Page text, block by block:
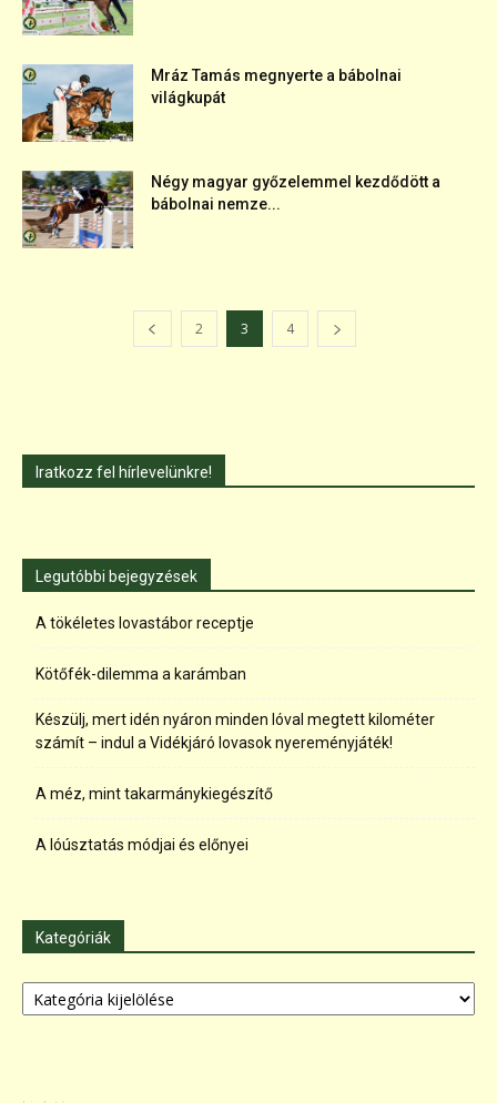
Mráz Tamás megnyerte a bábolnai
világkupát
Négy magyar győzelemmel kezdődött a
bábolnai nemze...
2 3 4
Iratkozz fel hírlevelünkre!
Legutóbbi bejegyzések
A tökéletes lovastábor receptje
Kötőfék-dilemma a karámban
Készülj, mert idén nyáron minden lóval megtett kilométer
számít – indul a Vidékjáró lovasok nyereményjáték!
A méz, mint takarmánykiegészítő
A lóúsztatás módjai és előnyei
Kategóriák
Kategóriák